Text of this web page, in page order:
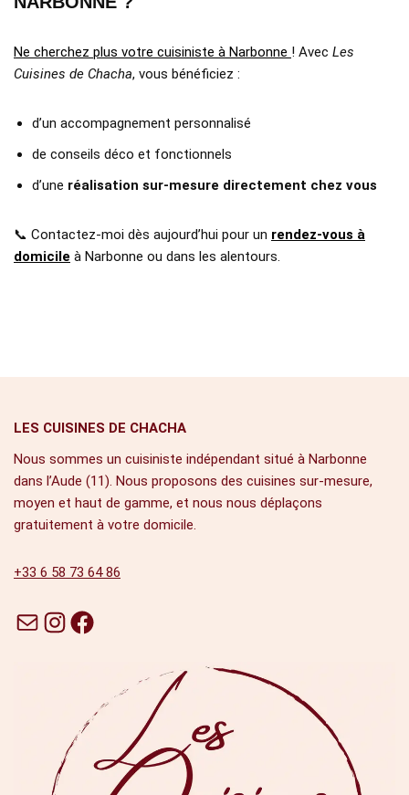
Ne cherchez plus votre cuisiniste à Narbonne ! Avec Les
Cuisines de Chacha, vous bénéficiez :
d’un accompagnement personnalisé
de conseils déco et fonctionnels
d’une réalisation sur-mesure directement chez vous
📞 Contactez-moi dès aujourd’hui pour un rendez-vous à
domicile à Narbonne ou dans les alentours.
LES CUISINES DE CHACHA
Nous sommes un cuisiniste indépendant situé à Narbonne
dans l’Aude (11). Nous proposons des cuisines sur-mesure,
moyen et haut de gamme, et nous nous déplaçons
gratuitement à votre domicile.
‭+33 6 58 73 64 86‬